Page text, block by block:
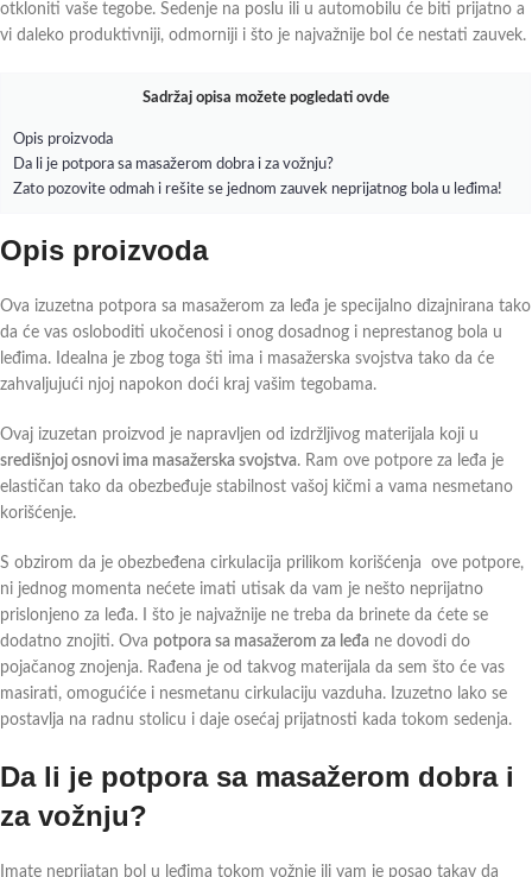
otkloniti vaše tegobe. Sedenje na poslu ili u automobilu će biti prijatno a
vi daleko produktivniji, odmorniji i što je najvažnije bol će nestati zauvek.
Sadržaj opisa možete pogledati ovde
Opis proizvoda
Da li je potpora sa masažerom dobra i za vožnju?
Zato pozovite odmah i rešite se jednom zauvek neprijatnog bola u leđima!
Opis proizvoda
Ova izuzetna potpora sa masažerom za leđa je specijalno dizajnirana tako
da će vas osloboditi ukočenosi i onog dosadnog i neprestanog bola u
leđima. Idealna je zbog toga šti ima i masažerska svojstva tako da će
zahvaljujući njoj napokon doći kraj vašim tegobama.
Ovaj izuzetan proizvod je napravljen od izdržljivog materijala koji u
središnjoj osnovi ima masažerska svojstva. Ram ove potpore za leđa je
elastičan tako da obezbeđuje stabilnost vašoj kičmi a vama nesmetano
korišćenje.
S obzirom da je obezbeđena cirkulacija prilikom korišćenja ove potpore,
ni jednog momenta nećete imati utisak da vam je nešto neprijatno
prislonjeno za leđa. I što je najvažnije ne treba da brinete da ćete se
dodatno znojiti. Ova potpora sa masažerom za leđa ne dovodi do
pojačanog znojenja. Rađena je od takvog materijala da sem što će vas
masirati, omogućiće i nesmetanu cirkulaciju vazduha. Izuzetno lako se
postavlja na radnu stolicu i daje osećaj prijatnosti kada tokom sedenja.
Da li je potpora sa masažerom dobra i
za vožnju?
Imate neprijatan bol u leđima tokom vožnje ili vam je posao takav da